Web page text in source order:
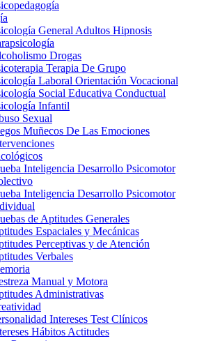
General Adultos Hipnosis
Drogas
Terapia De Grupo
Laboral Orientación Vocacional
Social Educativa Conductual
Infantil
Sexual
Muñecos De Las Emociones
Inteligencia Desarrollo Psicomotor
Inteligencia Desarrollo Psicomotor
de Aptitudes Generales
Espaciales y Mecánicas
Perceptivas y de Atención
Verbales
Manual y Motora
Administrativas
Intereses Test Clínicos
Hábitos Actitudes